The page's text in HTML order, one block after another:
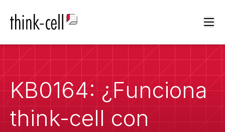
KB0164: ¿Funciona
think-cell con